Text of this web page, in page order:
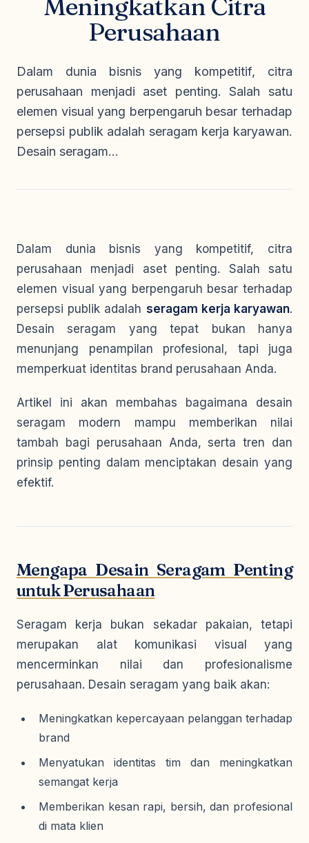
Seragam Medis
Kaos Safety
Olahraga
Meningkatkan Citra
Perusahaan
Dalam dunia bisnis yang kompetitif, citra
perusahaan menjadi aset penting. Salah satu
elemen visual yang berpengaruh besar terhadap
persepsi publik adalah seragam kerja karyawan.
Desain seragam...
Dalam dunia bisnis yang kompetitif, citra
perusahaan menjadi aset penting. Salah satu
elemen visual yang berpengaruh besar terhadap
persepsi publik adalah seragam kerja karyawan.
Desain seragam yang tepat bukan hanya
menunjang penampilan profesional, tapi juga
memperkuat identitas brand perusahaan Anda.
Artikel ini akan membahas bagaimana desain
seragam modern mampu memberikan nilai
tambah bagi perusahaan Anda, serta tren dan
prinsip penting dalam menciptakan desain yang
efektif.
Mengapa Desain Seragam Penting
untuk Perusahaan
Seragam kerja bukan sekadar pakaian, tetapi
merupakan alat komunikasi visual yang
mencerminkan nilai dan profesionalisme
perusahaan. Desain seragam yang baik akan:
Meningkatkan kepercayaan pelanggan terhadap
brand
Menyatukan identitas tim dan meningkatkan
semangat kerja
Memberikan kesan rapi, bersih, dan profesional
di mata klien